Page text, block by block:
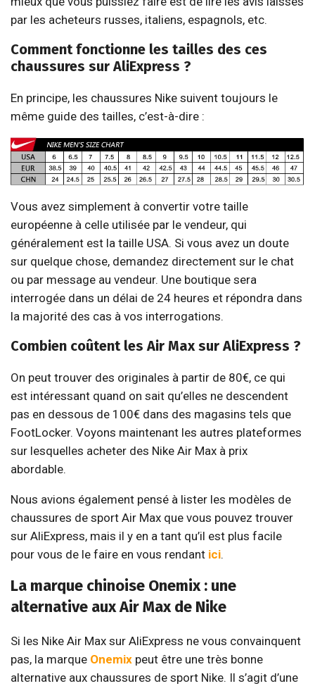
par les acheteurs russes, italiens, espagnols, etc.
Comment fonctionne les tailles des ces
chaussures sur AliExpress ?
En principe, les chaussures Nike suivent toujours le
même guide des tailles, c’est-à-dire :
Vous avez simplement à convertir votre taille
européenne à celle utilisée par le vendeur, qui
généralement est la taille USA. Si vous avez un doute
sur quelque chose, demandez directement sur le chat
ou par message au vendeur. Une boutique sera
interrogée dans un délai de 24 heures et répondra dans
la majorité des cas à vos interrogations.
Combien coûtent les Air Max sur AliExpress ?
On peut trouver des originales à partir de 80€, ce qui
est intéressant quand on sait qu’elles ne descendent
pas en dessous de 100€ dans des magasins tels que
FootLocker. Voyons maintenant les autres plateformes
sur lesquelles acheter des Nike Air Max à prix
abordable.
Nous avions également pensé à lister les modèles de
chaussures de sport Air Max que vous pouvez trouver
sur AliExpress, mais il y en a tant qu’il est plus facile
pour vous de le faire en vous rendant ici.
La marque chinoise Onemix : une
alternative aux Air Max de Nike
Si les Nike Air Max sur AliExpress ne vous convainquent
pas, la marque Onemix peut être une très bonne
alternative aux chaussures de sport Nike. Il s’agit d’une